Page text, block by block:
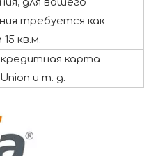
для вашего
требуется как
кв.м.
кредитная карта
и т. д.